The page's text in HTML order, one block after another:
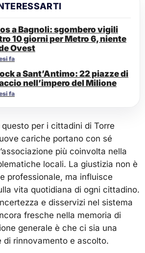
a Bagnoli: sgombero vigili
10 giorni per Metro 6, niente
Ovest
fa
a Sant’Antimo: 22 piazze di
nell’impero del Milione
fa
per i cittadini di Torre
cariche portano con sé
più coinvolta nella
locali. La giustizia non è
professionale, ma influisce
vita quotidiana di ogni cittadino.
e disservizi nel sistema
fresche nella memoria di
generale è che ci sia una
di rinnovamento e ascolto.